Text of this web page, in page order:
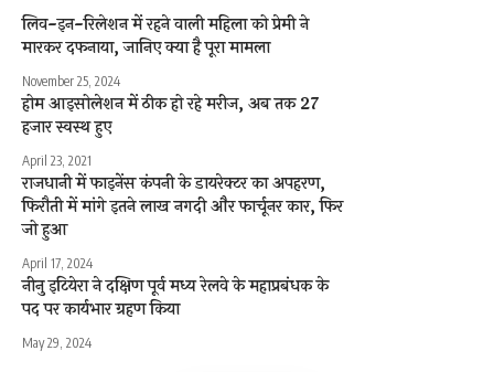
लिव-इन-रिलेशन में रहने वाली महिला को प्रेमी ने
मारकर दफनाया, जानिए क्या है पूरा मामला
November 25, 2024
होम आइसोलेशन में ठीक हो रहे मरीज, अब तक 27
हजार स्वस्थ हुए
April 23, 2021
राजधानी में फाइनेंस कंपनी के डायरेक्टर का अपहरण,
फिरौती में मांगे इतने लाख नगदी और फार्चूनर कार, फिर
जो हुआ
April 17, 2024
नीनु इटियेरा ने दक्षिण पूर्व मध्य रेलवे के महाप्रबंधक के
पद पर कार्यभार ग्रहण किया
May 29, 2024